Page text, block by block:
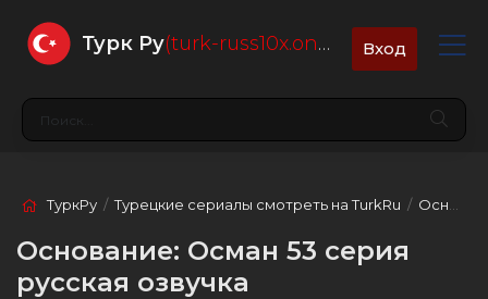
Турк Ру(turk-russ10x.online) Вход
ТуркРу /Турецкие сериалы смотреть на TurkRu / Основание: Осман
Основание: Осман 53 серия
русская озвучка